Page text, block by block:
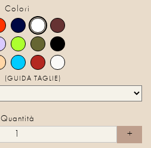
Colori
(GUIDA TAGLIE)
Quantità